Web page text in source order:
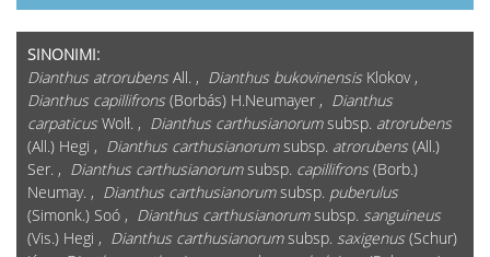
SINONIMI:
Dianthus atrorubens All. , Dianthus bukovinensis Klokov ,
Dianthus capillifrons (Borbás) H.Neumayer , Dianthus
carpaticus Wolł. , Dianthus carthusianorumsubsp. atrorubens
(All.) Hegi , Dianthus carthusianorumsubsp. atrorubens (All.)
Ser. , Dianthus carthusianorumsubsp. capillifrons (Borb.)
Neumay. , Dianthus carthusianorumsubsp. puberulus
(Simonk.) Soó , Dianthus carthusianorumsubsp. sanguineus
(Vis.) Hegi , Dianthus carthusianorumsubsp. saxigenus (Schur)